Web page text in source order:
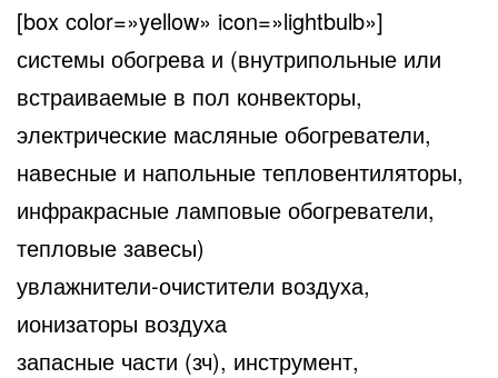
[box color=»yellow» icon=»lightbulb»]
системы обогрева и (внутрипольные или
встраиваемые в пол конвекторы,
электрические масляные обогреватели,
навесные и напольные тепловентиляторы,
инфракрасные ламповые обогреватели,
тепловые завесы)
увлажнители-очистители воздуха,
ионизаторы воздуха
запасные части (зч), инструмент,